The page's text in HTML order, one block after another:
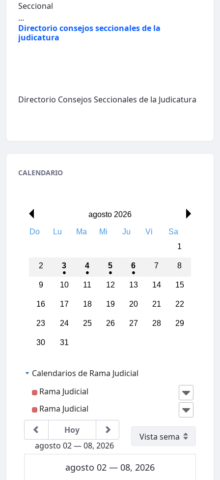
Seccional
...
Directorio consejos seccionales de la
judicatura
Directorio Consejos Seccionales de la Judicatura
CALENDARIO
agosto 2026
Do Lu Ma Mi Ju Vi
Sa
1
2 3 4 5 6 7 8
9 10 11 12 13 14 15
16 17 18 19 20 21 22
23 24 25 26 27 28 29
30 31
Calendarios de Rama Judicial
Rama Judicial
Rama Judicial
Hoy
agosto 02 — 08, 2026
agosto 02 — 08, 2026
02:00
06:00
07:00
greso
Region